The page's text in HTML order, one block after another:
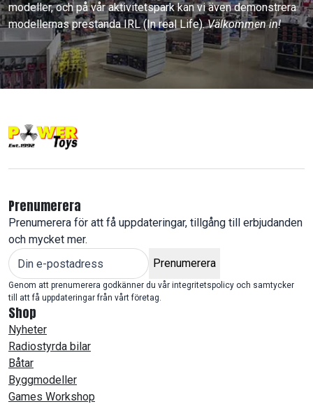
modeller, och på vår aktivitetspark kan vi även demonstrera
modellernas prestanda IRL (In real Life).Välkommen in!
Prenumerera
Prenumerera för att få uppdateringar, tillgång till erbjudanden
och mycket mer.
Prenumerera
Genom att prenumerera godkänner du vår integritetspolicy och samtycker
till att få uppdateringar från vårt företag.
Shop
Nyheter
Radiostyrda bilar
Båtar
Byggmodeller
Games Workshop